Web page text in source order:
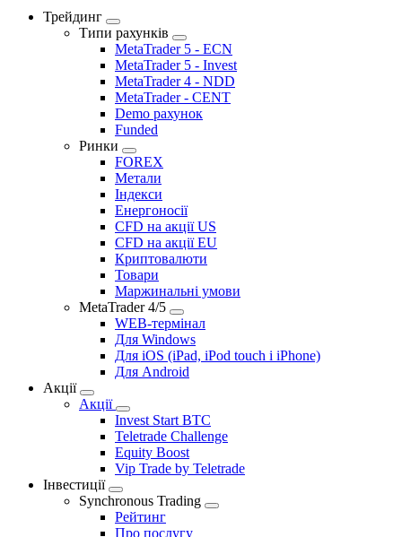
Трейдинг
Типи рахунків
MetaTrader 5 - ECN
MetaTrader 5 - Invest
MetaTrader 4 - NDD
MetaTrader - CENT
Demo рахунок
Funded
Ринки
FOREX
Метали
Індекcи
Енергоноcії
CFD на акції US
CFD на акції EU
Криптовалюти
Товари
Маржинальні умови
MetaTrader 4/5
WEB-термінал
Для Windows
Для iOS (iPad, iPod touch і iPhone)
Для Android
Акції
Акції
Invest Start BTC
Teletrade Challenge
Equity Boost
Vip Trade by Teletrade
Інвестиції
Synchronous Trading
Рейтинг
Про послугу